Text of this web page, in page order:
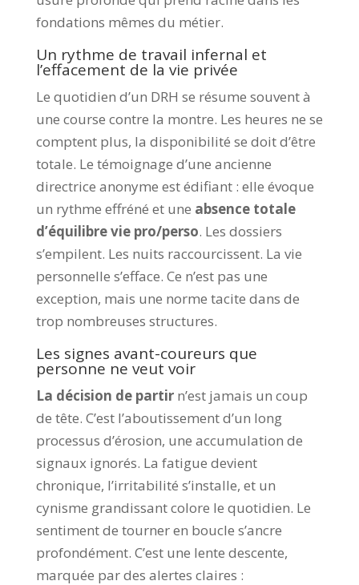
fondations mêmes du métier.
Un rythme de travail infernal et
l’effacement de la vie privée
Le quotidien d’un DRH se résume souvent à
une course contre la montre. Les heures ne se
comptent plus, la disponibilité se doit d’être
totale. Le témoignage d’une ancienne
directrice anonyme est édifiant : elle évoque
un rythme effréné et une absence totale
d’équilibre vie pro/perso. Les dossiers
s’empilent. Les nuits raccourcissent. La vie
personnelle s’efface. Ce n’est pas une
exception, mais une norme tacite dans de
trop nombreuses structures.
Les signes avant-coureurs que
personne ne veut voir
La décision de partirn’est jamais un coup
de tête. C’est l’aboutissement d’un long
processus d’érosion, une accumulation de
signaux ignorés. La fatigue devient
chronique, l’irritabilité s’installe, et un
cynisme grandissant colore le quotidien. Le
sentiment de tourner en boucle s’ancre
profondément. C’est une lente descente,
marquée par des alertes claires :